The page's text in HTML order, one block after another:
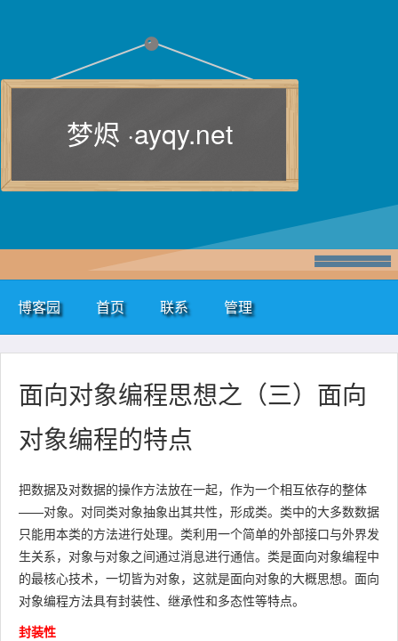
梦烬 ·ayqy.net
博客园 首页 联系 管理
面向对象编程思想之（三）面向
对象编程的特点
把数据及对数据的操作方法放在一起，作为一个相互依存的整体
——对象。对同类对象抽象出其共性，形成类。类中的大多数数据
只能用本类的方法进行处理。类利用一个简单的外部接口与外界发
生关系，对象与对象之间通过消息进行通信。类是面向对象编程中
的最核心技术，一切皆为对象，这就是面向对象的大概思想。面向
对象编程方法具有封装性、继承性和多态性等特点。
封装性